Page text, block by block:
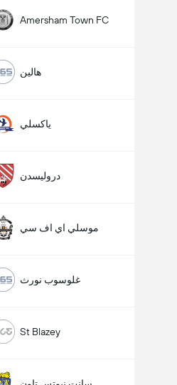
Amersham Town FC
هالين
ياكسلي
دروليسدن
موسلي اي اف سي
غلوسوب نورث
St Blazey
عدد الاهداف (2.5)